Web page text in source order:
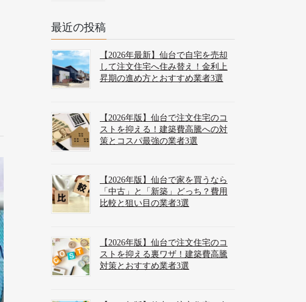
最近の投稿
【2026年最新】仙台で自宅を売却
して注文住宅へ住み替え！金利上
昇期の進め方とおすすめ業者3選
【2026年版】仙台で注文住宅のコ
ストを抑える！建築費高騰への対
策とコスパ最強の業者3選
【2026年版】仙台で家を買うなら
「中古」と「新築」どっち？費用
比較と狙い目の業者3選
【2026年版】仙台で注文住宅のコ
ストを抑える裏ワザ！建築費高騰
対策とおすすめ業者3選